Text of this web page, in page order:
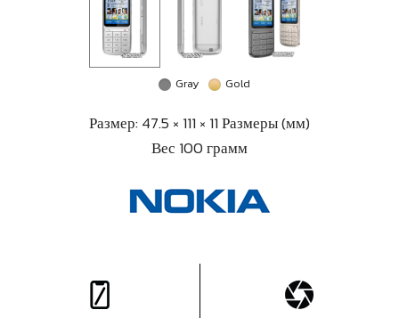
Gray Gold
Размер: 47.5 × 111 × 11 Размеры (мм)
Вес 100 грамм